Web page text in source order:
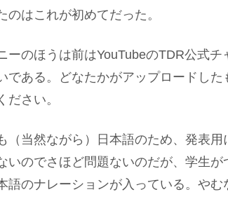
のはこれが初めてだった。
ーのほうは前はYouTubeのTDR公式
である。どなたかがアップロードし
ださい。
（当然ながら）日本語のため、発表
いのでさほど問題ないのだが、学生
語のナレーションが入っている。や